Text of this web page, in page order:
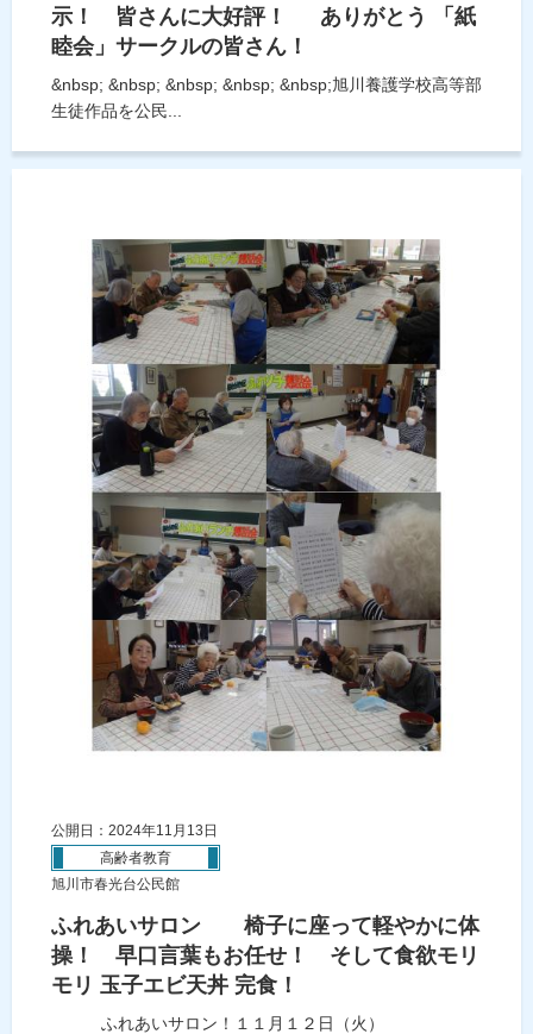
示！ 皆さんに大好評！ ありがとう 「紙
睦会」サークルの皆さん！
&nbsp; &nbsp; &nbsp; &nbsp; &nbsp;旭川養護学校高等部
生徒作品を公民...
公開日：2024年11月13日
高齢者教育
旭川市春光台公民館
ふれあいサロン 椅子に座って軽やかに体
操！ 早口言葉もお任せ！ そして食欲モリ
モリ 玉子エビ天丼 完食！
ふれあいサロン！１１月１２日（火）